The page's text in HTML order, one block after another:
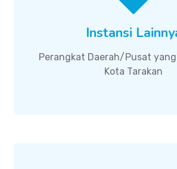
Instansi
Perangkat Daerah/Pusat
Kota Tarakan